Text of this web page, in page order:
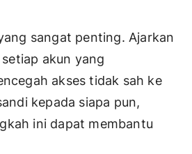
sangat penting. Ajarkan
akun yang
akses tidak sah ke
kepada siapa pun,
ini dapat membantu